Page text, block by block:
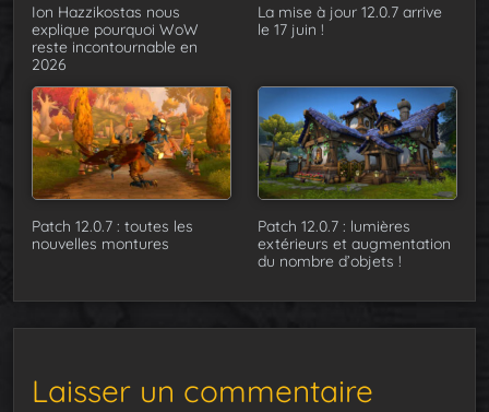
Ion Hazzikostas nous
explique pourquoi WoW
reste incontournable en
2026
La mise à jour 12.0.7 arrive
le 17 juin !
Patch 12.0.7 : toutes les
nouvelles montures
Patch 12.0.7 : lumières
extérieurs et augmentation
du nombre d’objets !
Laisser un commentaire